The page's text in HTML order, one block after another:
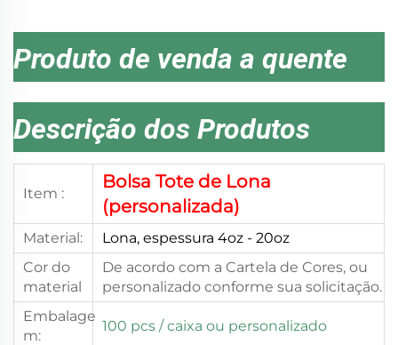
Produto de venda a quente
Descrição dos Produtos
Item :
Bolsa Tote de Lona
(personalizada)
Material:
Lona, espessura 4oz - 20oz
Cor do
material
De acordo com a Cartela de Cores, ou
personalizado conforme sua solicitação.
Embalage
m:
100 pcs / caixa ou personalizado